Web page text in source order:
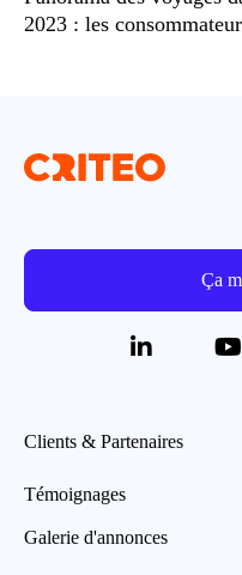
2023 : les
Ça
Clients & Partenaires
Témoignages
Galerie d'annonces